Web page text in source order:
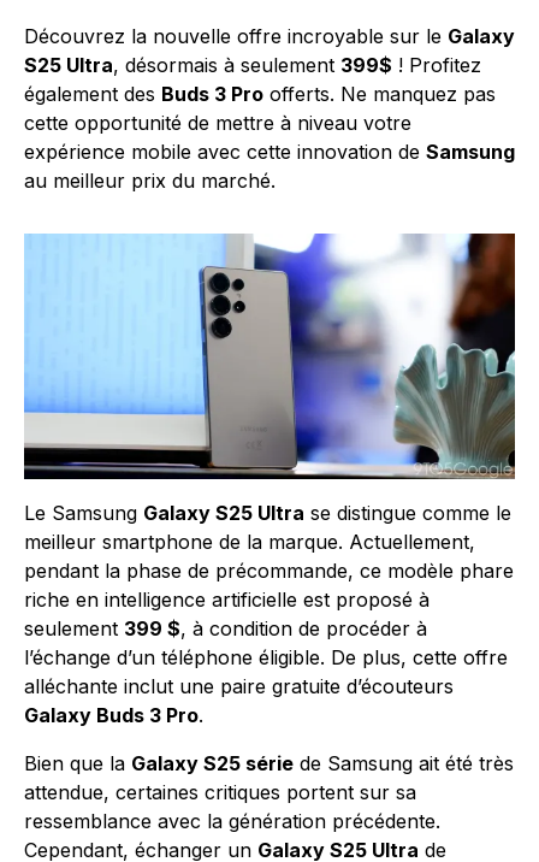
Découvrez la nouvelle offre incroyable sur le Galaxy
S25 Ultra, désormais à seulement 399$ ! Profitez
également des Buds 3 Pro offerts. Ne manquez pas
cette opportunité de mettre à niveau votre
expérience mobile avec cette innovation de Samsung
au meilleur prix du marché.
Le Samsung Galaxy S25 Ultra se distingue comme le
meilleur smartphone de la marque. Actuellement,
pendant la phase de précommande, ce modèle phare
riche en intelligence artificielle est proposé à
seulement 399 $, à condition de procéder à
l’échange d’un téléphone éligible. De plus, cette offre
alléchante inclut une paire gratuite d’écouteurs
Galaxy Buds 3 Pro.
Bien que la Galaxy S25 série de Samsung ait été très
attendue, certaines critiques portent sur sa
ressemblance avec la génération précédente.
Cependant, échanger un Galaxy S25 Ultra de